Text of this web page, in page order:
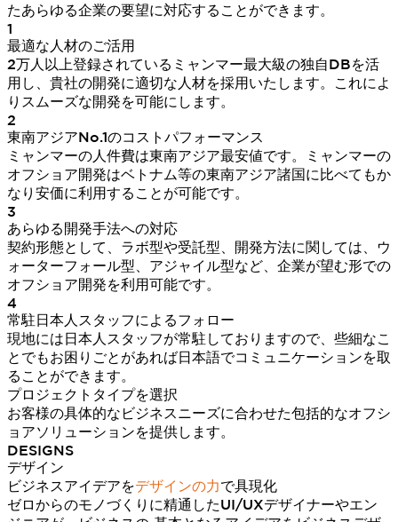
たあらゆる企業の要望に対応することができます。
1
最適な人材のご活用
2万人以上登録されているミャンマー最大級の独自DBを活
用し、貴社の開発に適切な人材を採用いたします。これによ
りスムーズな開発を可能にします。
2
東南アジアNo.1のコストパフォーマンス
ミャンマーの人件費は東南アジア最安値です。ミャンマーの
オフショア開発はベトナム等の東南アジア諸国に比べてもか
なり安価に利用することが可能です。
3
あらゆる開発手法への対応
契約形態として、ラボ型や受託型、開発方法に関しては、ウ
ォーターフォール型、アジャイル型など、企業が望む形での
オフショア開発を利用可能です。
4
常駐日本人スタッフによるフォロー
現地には日本人スタッフが常駐しておりますので、些細なこ
とでもお困りごとがあれば日本語でコミュニケーションを取
ることができます。
プロジェクトタイプを選択
お客様の具体的なビジネスニーズに合わせた包括的なオフシ
ョアソリューションを提供します。
DESIGNS
デザイン
ビジネスアイデアをデザインの力で具現化
ゼロからのモノづくりに精通したUI/UXデザイナーやエン